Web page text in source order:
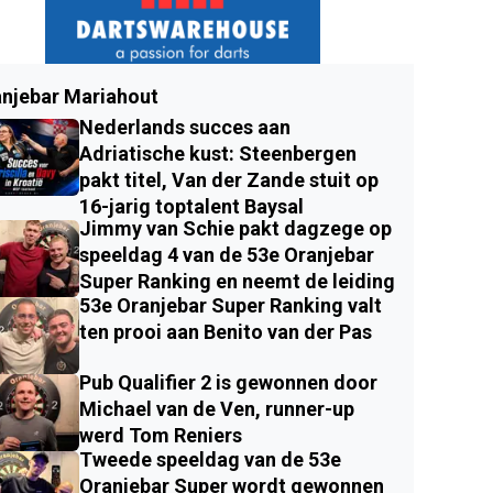
Mariahout
Nederlands succes aan
Adriatische kust: Steenbergen
pakt titel, Van der Zande stuit op
16-jarig toptalent Baysal
Jimmy van Schie pakt dagzege op
speeldag 4 van de 53e Oranjebar
Super Ranking en neemt de leiding
53e Oranjebar Super Ranking valt
ten prooi aan Benito van der Pas
Pub Qualifier 2 is gewonnen door
Michael van de Ven, runner-up
werd Tom Reniers
Tweede speeldag van de 53e
Oranjebar Super wordt gewonnen